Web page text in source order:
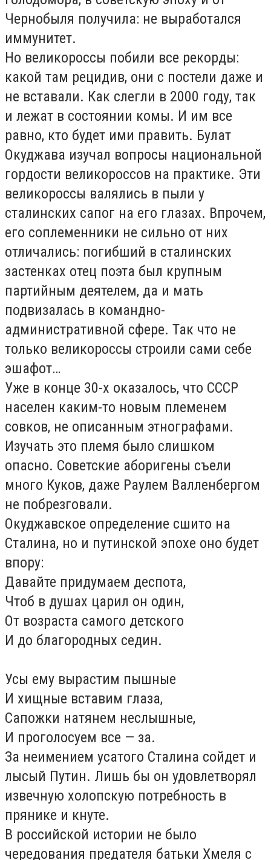
Чернобыля получила: не выработался
иммунитет.
Но великороссы побили все рекорды:
какой там рецидив, они с постели даже и
не вставали. Как слегли в 2000 году, так
и лежат в состоянии комы. И им все
равно, кто будет ими править. Булат
Окуджава изучал вопросы национальной
гордости великороссов на практике. Эти
великороссы валялись в пыли у
сталинских сапог на его глазах. Впрочем,
его соплеменники не сильно от них
отличались: погибший в сталинских
застенках отец поэта был крупным
партийным деятелем, да и мать
подвизалась в командно-
административной сфере. Так что не
только великороссы строили сами себе
эшафот…
Уже в конце 30-х оказалось, что СССР
населен каким-то новым племенем
совков, не описанным этнографами.
Изучать это племя было слишком
опасно. Советские аборигены съели
много Куков, даже Раулем Валленбергом
не побрезговали.
Окуджавское определение сшито на
Сталина, но и путинской эпохе оно будет
впору:
Давайте придумаем деспота,
Чтоб в душах царил он один,
От возраста самого детского
И до благородных седин.
Усы ему вырастим пышные
И хищные вставим глаза,
Сапожки натянем неслышные,
И проголосуем все — за.
За неимением усатого Сталина сойдет и
лысый Путин. Лишь бы он удовлетворял
извечную холопскую потребность в
прянике и кнуте.
В российской истории не было
чередования предателя батьки Хмеля с